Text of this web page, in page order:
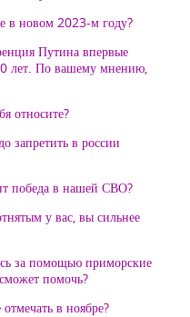
в новом 2023-м году?
Путина впервые
лет. По вашему мнению,
относите?
в россии
победа в нашей СВО?
у вас, вы сильнее
за помощью приморские
помочь?
в ноябре?